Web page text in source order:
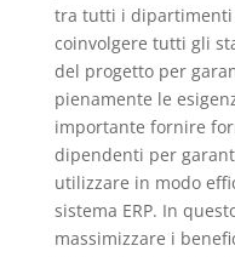
tra tutti i dipartimenti
coinvolgere tutti gli
del progetto per
pienamente le
importante fornire
dipendenti per
utilizzare in modo
sistema ERP. In
massimizzare i